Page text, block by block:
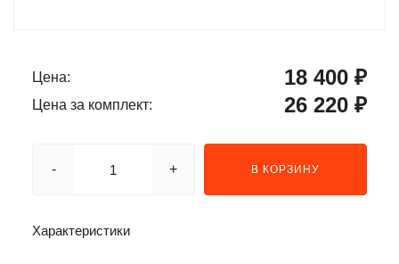
Цена: 18 400 ₽
Цена за комплект: 26 220 ₽
- + В КОРЗИНУ
Характеристики